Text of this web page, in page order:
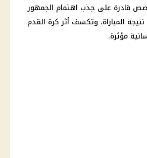
قادرة على جذب اهتمام الجمهور
المباراة، وتكشف أثر كرة القدم
مؤثرة.